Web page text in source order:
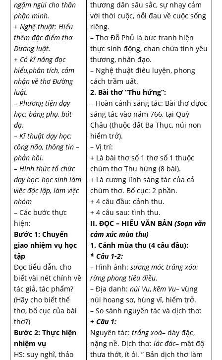
ngậm ngùi cho thân
phận mình.
+ Nghệ thuật: Hiểu
thêm đặc điểm thơ
Đường luật.
+ Có kĩ năng đọc
hiểu,phân tích, cảm
nhận về thơ Đường
luật.
– Phương tiện dạy
học: bảng phụ, bút
dạ.
– Kĩ thuật dạy học:
công não, thông tin –
phản hồi.
– Hình thức tổ chức
dạy học: học sinh làm
việc độc lập, làm việc
nhóm
– Các bước thực
hiện:
Bước 1: Chuyển
giao nhiệm vụ học
tập
Đọc tiểu dẫn, cho
biết vài nét chính về
tác giả, tác phẩm?
(Hãy cho biết thể
thơ, bố cục của bài
thơ?)
Bước 2: Thực hiện
nhiệm vụ
HS: suy nghĩ, thảo
thương dân sâu sắc, sự nhạy cảm
với thời cuộc, nỗi đau về cuộc sống
riêng.
– Thơ Đỗ Phủ là bức tranh hiện
thực sinh động, chan chứa tình yêu
thương, nhân đạo.
– Nghệ thuật điêu luyện, phong
cách trầm uất.
2. Bài thơ “Thu hứng”:
– Hoàn cảnh sáng tác: Bài thơ đựoc
sáng tác vào năm 766, tại Quỳ
Châu (thuộc đất Ba Thục, núi non
hiểm trở).
– Vị trí:
+ Là bài thơ số 1 thơ số 1 thuộc
chùm thơ Thu hứng (8 bài).
+ Là cương lĩnh sáng tác của cả
chùm thơ. Bố cục: 2 phần.
+ 4 câu đầu: cảnh thu.
+ 4 câu sau: tình thu.
II. ĐỌC – HIỂU VĂN BẢN (Soạn văn
cảm xúc mùa thu)
1. Cảnh mùa thu (4 câu đầu):
* Câu 1-2:
– Hình ảnh: sương móc trắng xóa;
rừng phong tiêu điều.
– Địa danh: núi Vu, kẽm Vu– vùng
núi hoang sơ, hùng vĩ, hiểm trở.
– So sánh nguyên tác và dịch thơ:
+ Câu 1:
Nguyên tác: trắng xoá– dày đặc,
nặng nề. Dịch thơ: lác đác– mật độ
thưa thớt, ít ỏi. ” Bản dịch thơ làm